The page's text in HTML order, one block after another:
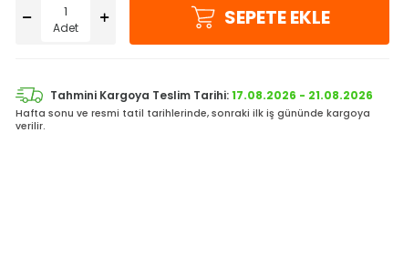
Adet SEPETE EKLE
Tahmini Kargoya Teslim Tarihi:17.08.2026 - 21.08.2026
Hafta sonu ve resmi tatil tarihlerinde, sonraki ilk iş gününde kargoya
verilir.